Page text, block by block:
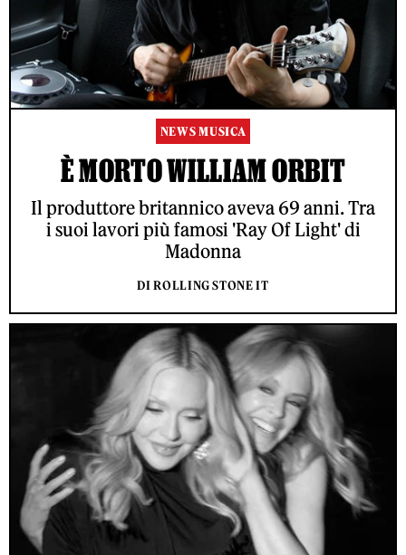
NEWS MUSICA
È MORTO WILLIAM ORBIT
Il produttore britannico aveva 69 anni. Tra
i suoi lavori più famosi 'Ray Of Light' di
Madonna
DI ROLLING STONE IT